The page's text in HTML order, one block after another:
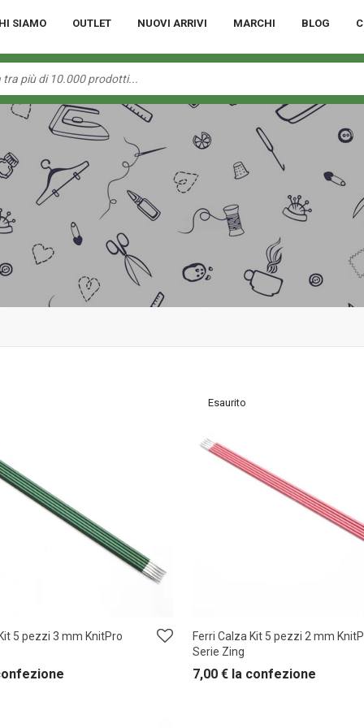
SIAMO OUTLET NUOVI ARRIVI MARCHI BLOG
5 pezzi 3 mm KnitPro
Ferri Calza Kit 5 pezzi 2 mm
Serie Zing
7,00 € la confezione